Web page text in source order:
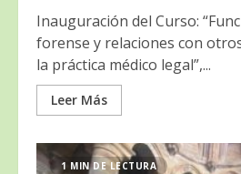
Inauguración del Curso:
forense y relaciones con
la práctica médico legal”,...
Leer Más
1 MIN DE LECTURA